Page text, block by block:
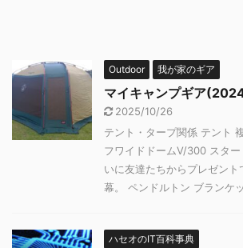
Outdoor 我が家のギア
マイキャンプギア
2025/10/26
テント・タープ関係 テント
フワイドドームⅤ/300 スタ
いに友達たちからプレゼント
幕。 ペンドルトン ブランケ
ハセオのIT百科事典